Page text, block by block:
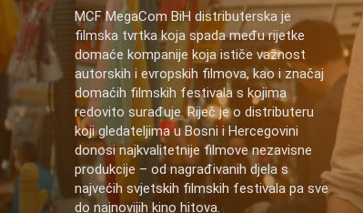
MCF MegaCom BiH distributerska je
filmska tvrtka koja spada među rijetke
domaće kompanije koja ističe važnost
autorskih i evropskih filmova, kao i značaj
domaćih filmskih festivala s kojima
redovito surađuje. Riječ je o distributeru
koji gledateljima u Bosni i Hercegovini
donosi najkvalitetnije filmove nezavisne
produkcije – od nagrađivanih djela s
najvećih svjetskih filmskih festivala pa sve
do najnovijih kino hitova.